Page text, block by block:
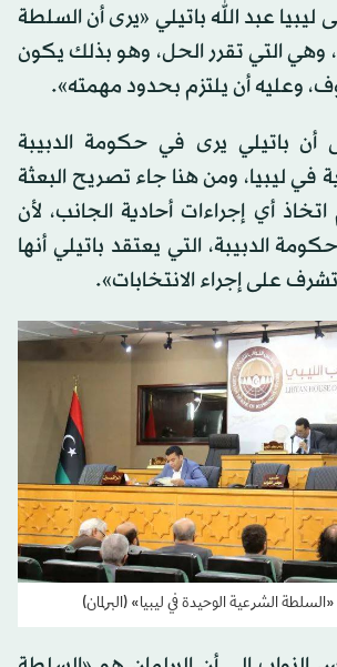
ليبيا عبد الله باتيلي «يرى أن السلطة
وهي التي تقرر الحل، وهو بذلك يكون
وعليه أن يلتزم بحدود مهمته».
أن باتيلي يرى في حكومة الدبيبة
في ليبيا، ومن هنا جاء تصريح البعثة
أي إجراءات أحادية الجانب، لأن
الدبيبة، التي يعتقد باتيلي أنها
على إجراء الانتخابات».
«السلطة الشرعية الوحيدة في ليبيا» (البرلمان)